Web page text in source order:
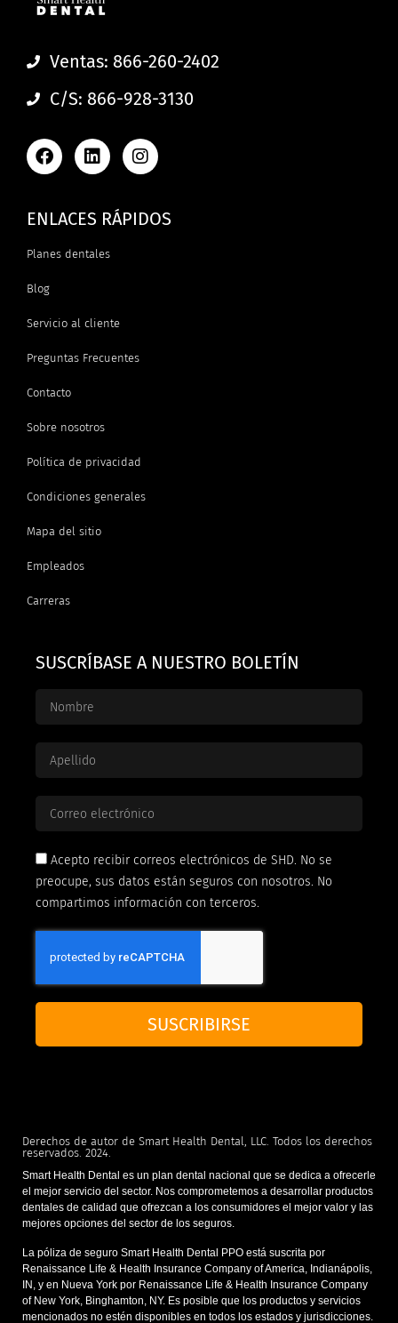
Ventas: 866-260-2402
C/S: 866-928-3130
ENLACES RÁPIDOS
Planes dentales
Blog
Servicio al cliente
Preguntas Frecuentes
Contacto
Sobre nosotros
Política de privacidad
Condiciones generales
Mapa del sitio
Empleados
Carreras
SUSCRÍBASE A NUESTRO BOLETÍN
Acepto recibir correos electrónicos de SHD. No se
preocupe, sus datos están seguros con nosotros. No
compartimos información con terceros.
SUSCRIBIRSE
Derechos de autor de Smart Health Dental, LLC. Todos los derechos
reservados. 2024.
Smart Health Dental es un plan dental nacional que se dedica a ofrecerle
el mejor servicio del sector. Nos comprometemos a desarrollar productos
dentales de calidad que ofrezcan a los consumidores el mejor valor y las
mejores opciones del sector de los seguros.
La póliza de seguro Smart Health Dental PPO está suscrita por
Renaissance Life & Health Insurance Company of America, Indianápolis,
IN, y en Nueva York por Renaissance Life & Health Insurance Company
of New York, Binghamton, NY. Es posible que los productos y servicios
mencionados no estén disponibles en todos los estados y jurisdicciones.